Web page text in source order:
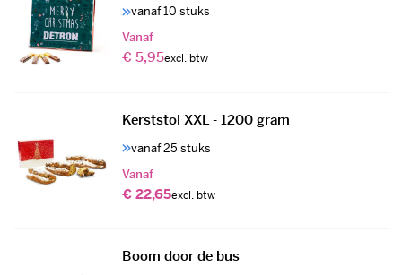
vanaf 10 stuks
Vanaf
€ 5,95
Kerststol XXL - 1200 gram
vanaf 25 stuks
Vanaf
€ 22,65
Boom door de bus